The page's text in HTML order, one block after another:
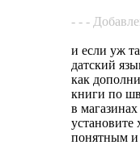
- - -
и если уж
датский
как
книги по
в
понятным и